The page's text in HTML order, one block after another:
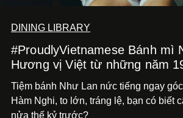
DINING LIBRARY
#ProudlyVietnamese Bánh mì
Hương vị Việt từ những năm
Tiệm bánh Như Lan nức tiếng ngay
Hàm Nghi, to lớn, tráng lệ, bạn có biết
nửa thế kỷ trước?